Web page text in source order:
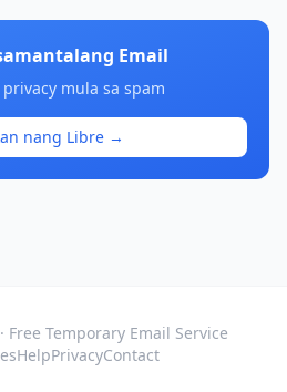
Email
mula sa spam
nang Libre →
Free Temporary Email Service
HelpPrivacyContact